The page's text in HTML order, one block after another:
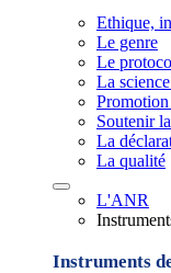
Ethique,
Le genre
Le
La
Soutenir
La
La qualité
L'ANR
Instruments